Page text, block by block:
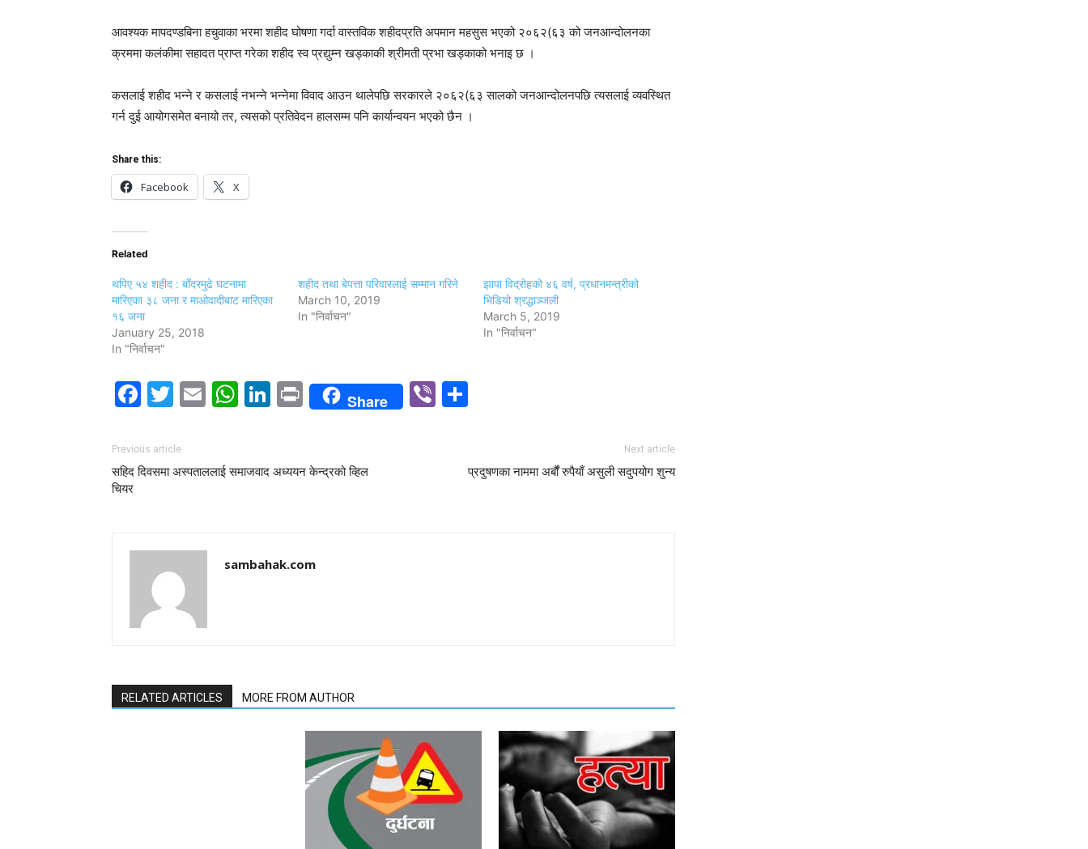
आवश्यक मापदण्डबिना हचुवाका भरमा शहीद घोषणा गर्दा वास्तविक शहीदप्रति अपमान महसुस भएको २०६२(६३ को जनआन्दोलनका
क्रममा कलंकीमा सहादत प्राप्त गरेका शहीद स्व प्रद्युम्न खड्काकी श्रीमती प्रभा खड्काको भनाइ छ ।
कसलाई शहीद भन्ने र कसलाई नभन्ने भन्नेमा विवाद आउन थालेपछि सरकारले २०६२(६३ सालको जनआन्दोलनपछि त्यसलाई व्यवस्थित
गर्न दुई आयोगसमेत बनायो तर, त्यसको प्रतिवेदन हालसम्म पनि कार्यान्वयन भएको छैन ।
Share this:
Facebook X
Related
थपिए ५४ शहीद : बाँदरमुढे घटनामा
मारिएका ३८ जना र माओवादीबाट मारिएका
१६ जना
January 25, 2018
In "निर्वाचन"
शहीद तथा बेपत्ता परिवारलाई सम्मान गरिने
March 10, 2019
In "निर्वाचन"
झापा विद्रोहको ४६ वर्ष, प्रधानमन्त्रीको
भिडियो श्रद्धाञ्जली
March 5, 2019
In "निर्वाचन"
Facebook
Twitter
EmailWhatsApp
LinkedIn
PrintShare Viber
Previous article
सहिद दिवसमा अस्पताललाई समाजवाद अध्ययन केन्द्रको व्हिल
चियर
Next article
प्रदुषणका नाममा अर्बौं रुपैयाँ असुली सदुपयोग शुन्य
sambahak.com
RELATED ARTICLES MORE FROM AUTHOR